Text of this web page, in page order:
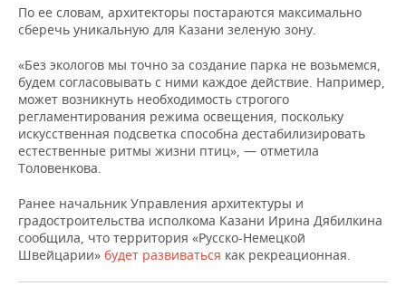
ЭНЕРГЕТИКА
УСЛУГИ
МЕДИА
ВЫЕЗДНАЯ РЕДАКЦИЯ
ONLINE-КОНФЕРЕНЦИИ
ОТКРЫТАЯ ЛЕКЦИЯ
НОВОСТИ СПОРТА
ХОККЕЙ
БАСКЕТБОЛ
ВОЛЕЙБОЛ
КИБЕРСПОРТ
ФИГУРНОЕ КАТАНИЕ
ОБЩЕСТВО
ВЛАСТЬ
ИНФРАСТРУКТУРА
ИСТОРИЯ
КУЛЬТУРА
МЕДИЦИНА
СЮЖЕТЫ
СПРАВОЧНИК
СПИСОК ПЕРСОН
СПИСОК КОМПАНИЙ
ПОЛНАЯ ВЕРСИЯ
По ее словам, архитекторы постараются максимально
сберечь уникальную для Казани зеленую зону.
«Без экологов мы точно за создание парка не возьмемся,
будем согласовывать с ними каждое действие. Например,
может возникнуть необходимость строгого
регламентирования режима освещения, поскольку
искусственная подсветка способна дестабилизировать
естественные ритмы жизни птиц», — отметила
Толовенкова.
Ранее начальник Управления архитектуры и
градостроительства исполкома Казани Ирина Дябилкина
сообщила, что территория «Русско-Немецкой
Швейцарии» будет развиваться как рекреационная.